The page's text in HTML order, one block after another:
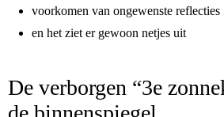
voorkomen van ongewenste reflecties
en het ziet er gewoon netjes uit
De verborgen “3e